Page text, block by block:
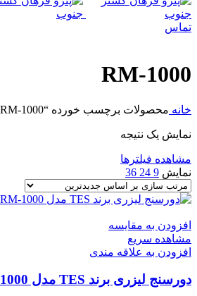
تماس
RM-1000
خانه محصولات برچسب خورده “RM-1000”
نمایش یک نتیجه
مشاهده فیلترها
نمایش 9
24
36
افزودن به مقایسه
مشاهده سریع
افزودن به علاقه مندی
دورسنج لیزری برند TES مدل PROVA RM-1000